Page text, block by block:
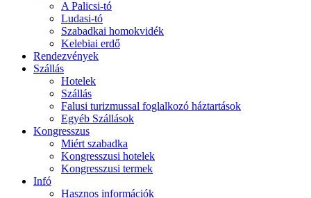
A Palicsi-tó
Ludasi-tó
Szabadkai homokvidék
Kelebiai erdő
Rendezvények
Szállás
Hotelek
Szállás
Falusi turizmussal foglalkozó háztartások
Egyéb Szállások
Kongresszus
Miért szabadka
Kongresszusi hotelek
Kongresszusi termek
Infó
Hasznos információk